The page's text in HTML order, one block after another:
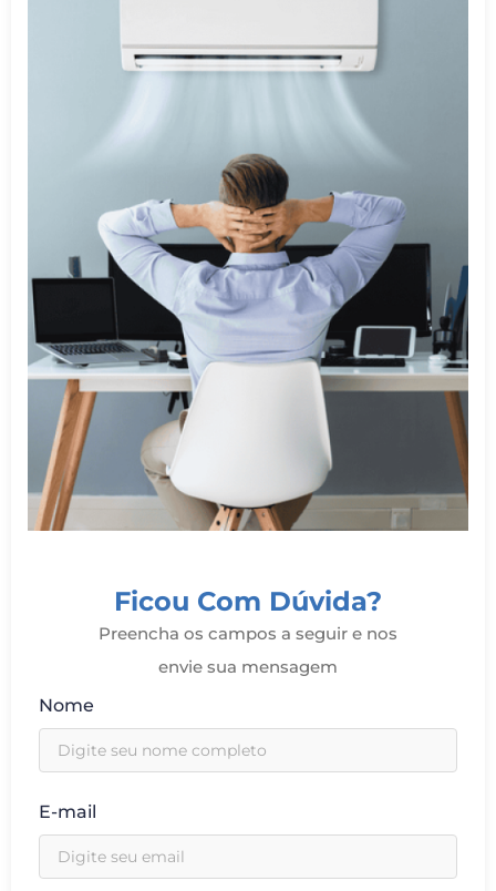
Ficou Com Dúvida?
Preencha os campos a seguir e nos
envie sua mensagem
Nome
E-mail